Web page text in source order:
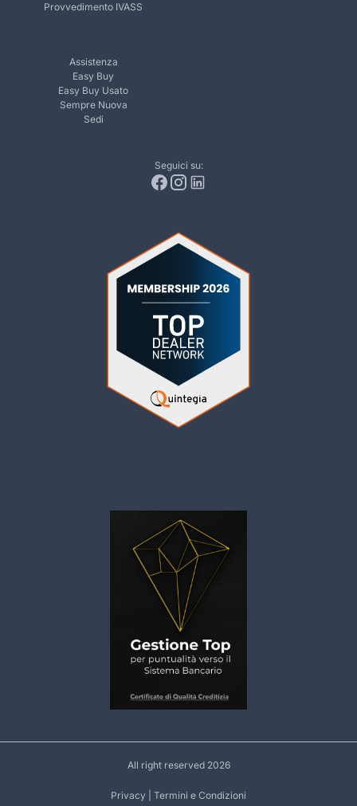
Provvedimento IVASS
Assistenza
Easy Buy
Easy Buy Usato
Sempre Nuova
Sedi
Seguici su:
All right reserved 2026
Privacy Termini e Condizioni